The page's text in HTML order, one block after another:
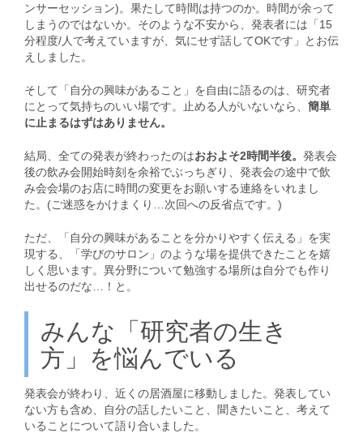
ンサーセッション)。果たして時間は持つのか。時間が余って
しまうのではないか。そのような不安から、発表者には「15
分程度/人で考えていますが、気にせず話してOKです」とお伝
えしました。
そして「自分の興味があること」を自由に語るのは、研究者
にとって気持ちのいい場です。止める人がいないなら、 簡単
に止まるはずはありません。
結局、全ての発表が終わったのはおおよそ2時間半後。 発表会
後の飲み会開始時刻を余裕でぶっちぎり、発表会の途中で飲
み会会場のお店に時間の変更をお願いする連絡をいれまし
た。(ご迷惑をかけまくり…次回への反省点です。)
ただ、「自分の興味があることを分かりやすく伝える」を実
現する、「学びのサロン」のような場を提供できたことを嬉
しく思います。異分野について勉強する場所は自分でも作り
出せるのだな…！と。
みんな「研究者の生き
方」を悩んでいる
発表会が終わり、近くの居酒屋に移動しました。発表してい
ない方も含め、自分の話したいこと、聞きたいこと、考えて
いることについて語り合いました。